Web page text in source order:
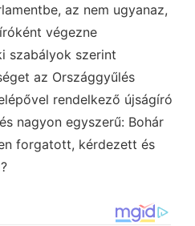
az nem ugyanaz,
végezne
szabályok szerint
az Országgyűlés
rendelkező újságíró
nagyon egyszerű: Bohár
forgatott, kérdezett és